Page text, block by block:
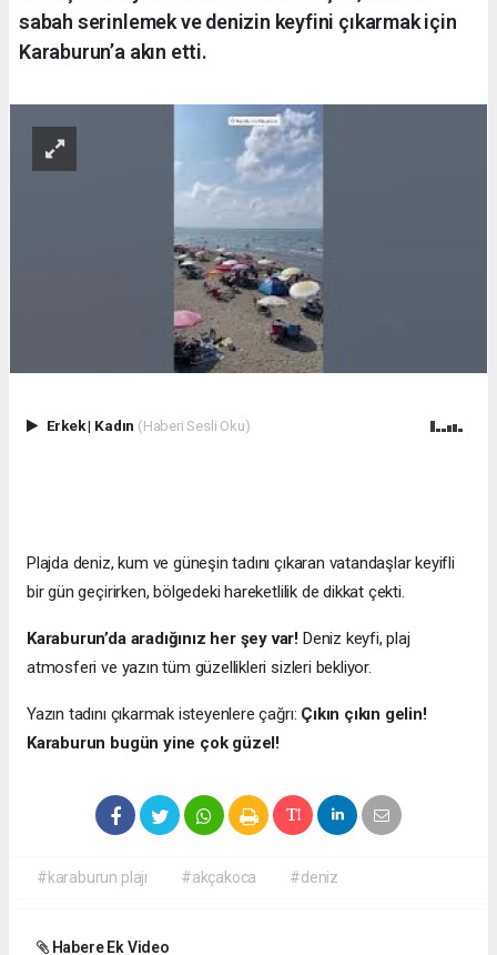
sabah serinlemek ve denizin keyfini çıkarmak için
Karaburun’a akın etti.
Erkek| Kadın (Haberi Sesli Oku)
Plajda deniz, kum ve güneşin tadını çıkaran vatandaşlar keyifli
bir gün geçirirken, bölgedeki hareketlilik de dikkat çekti.
Karaburun’da aradığınız her şey var! Deniz keyfi, plaj
atmosferi ve yazın tüm güzellikleri sizleri bekliyor.
Yazın tadını çıkarmak isteyenlere çağrı: Çıkın çıkın gelin!
Karaburun bugün yine çok güzel!
#karaburun plajı #akçakoca #deniz
Habere Ek Video